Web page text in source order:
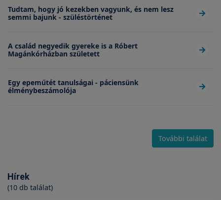
Tudtam, hogy jó kezekben vagyunk, és nem lesz
semmi bajunk - szüléstörténet
A család negyedik gyereke is a Róbert
Magánkórházban született
Egy epeműtét tanulságai - páciensünk
élménybeszámolója
További találat
Hírek
(10 db találat)